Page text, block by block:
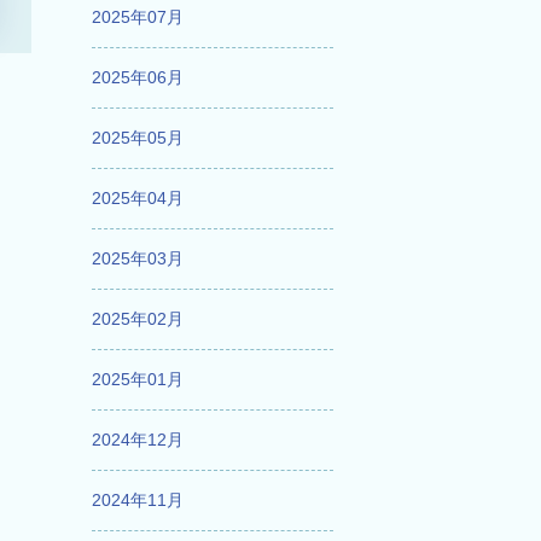
2025年07月
2025年06月
2025年05月
2025年04月
2025年03月
2025年02月
2025年01月
2024年12月
2024年11月